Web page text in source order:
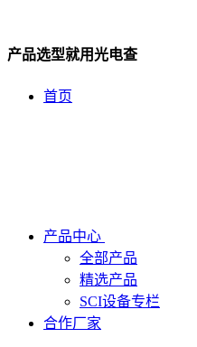
产品选型就用光电查
首页
产品中心
全部产品
精选产品
SCI设备专栏
合作厂家